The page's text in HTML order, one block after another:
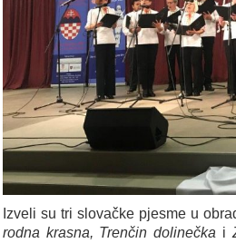
Izveli su tri slovačke pjesme u
rodna krasna, Trenčin dolinečka i